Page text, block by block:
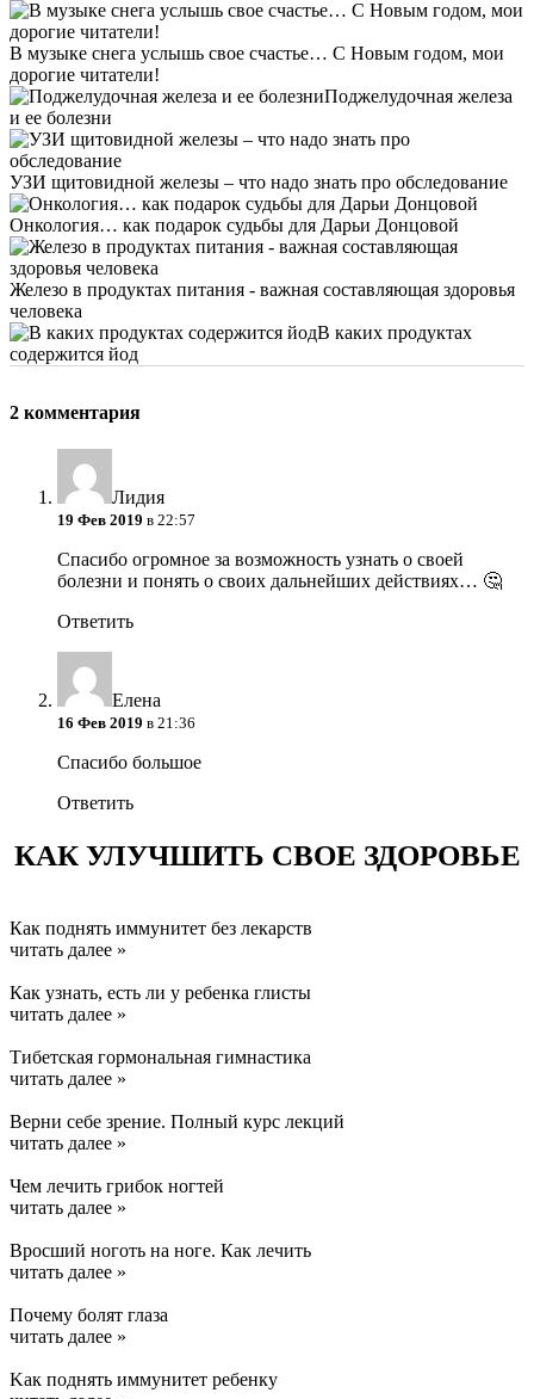
В музыке снега услышь свое счастье… С Новым годом, мои
дорогие читатели!
Поджелудочная железа
и ее болезни
УЗИ щитовидной железы – что надо знать про обследование
Онкология… как подарок судьбы для Дарьи Донцовой
Железо в продуктах питания - важная составляющая здоровья
человека
В каких продуктах
содержится йод
2 комментария
Лидия
19 Фев 2019 в 22:57
Спасибо огромное за возможность узнать о своей
болезни и понять о своих дальнейших действиях… 🤔
Ответить
Елена
16 Фев 2019 в 21:36
Спасибо большое
Ответить
КАК УЛУЧШИТЬ СВОЕ ЗДОРОВЬЕ
Как поднять иммунитет без лекарств
читать далее »
Как узнать, есть ли у ребенка глисты
читать далее »
Тибетская гормональная гимнастика
читать далее »
Верни себе зрение. Полный курс лекций
читать далее »
Чем лечить грибок ногтей
читать далее »
Вросший ноготь на ноге. Как лечить
читать далее »
Почему болят глаза
читать далее »
Kак поднять иммунитет ребенку